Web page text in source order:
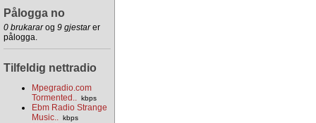
Pålogga no
0 brukararog 9 gjestarer
pålogga.
Tilfeldig nettradio
Mpegradio.com
Tormented.. kbps
Ebm Radio Strange
Music.. kbps